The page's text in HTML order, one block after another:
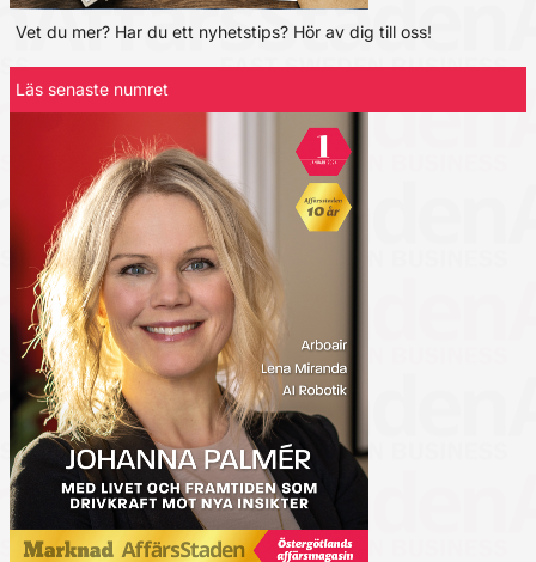
Vet du mer? Har du ett nyhetstips? Hör av dig till oss!
Läs senaste numret